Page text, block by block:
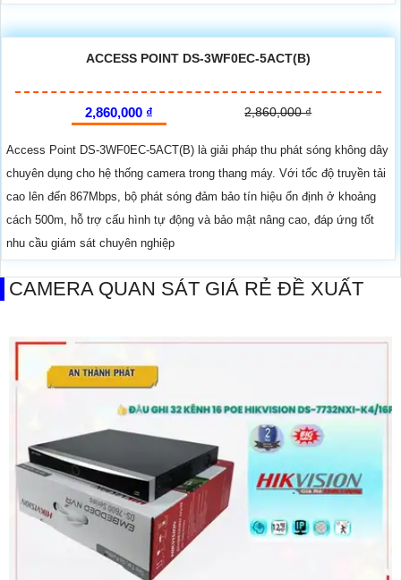
ACCESS POINT DS-3WF0EC-5ACT(B)
2,860,000 ₫ 2,860,000 ₫
Access Point DS-3WF0EC-5ACT(B) là giải pháp thu phát sóng không dây
chuyên dụng cho hệ thống camera trong thang máy. Với tốc độ truyền tải
cao lên đến 867Mbps, bộ phát sóng đảm bảo tín hiệu ổn định ở khoảng
cách 500m, hỗ trợ cấu hình tự động và bảo mật nâng cao, đáp ứng tốt
nhu cầu giám sát chuyên nghiệp
CAMERA QUAN SÁT GIÁ RẺ ĐỀ XUẤT